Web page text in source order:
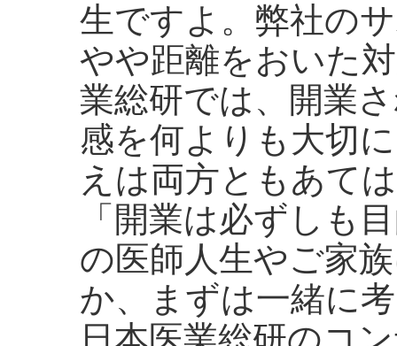
生ですよ。弊社の
やや距離をおいた
業総研では、開業
感を何よりも大切
えは両方ともあて
「開業は必ずしも
の医師人生やご家
か、まずは一緒に